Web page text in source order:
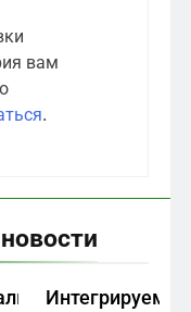
вам
.
Интегрируем